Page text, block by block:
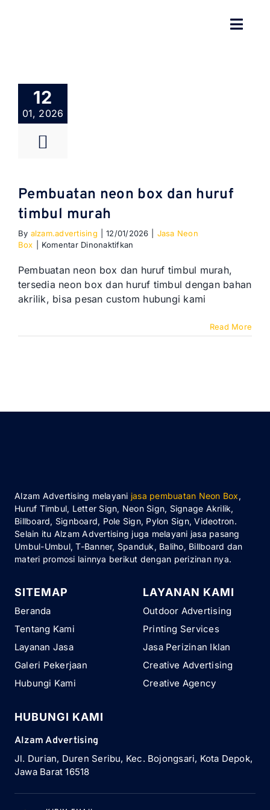
GALERI
KONTAK
BLOG
12
01, 2026
Pembuatan neon box dan huruf
timbul murah
By alzam.advertising 12/01/2026
Jasa Neon
Box
Komentar Dinonaktifkan
neon
dan
huruf
Pembuatan neon box dan huruf timbul murah,
tersedia neon box dan huruf timbul dengan bahan
akrilik, bisa pesan custom hubungi kami
Read More
Alzam Advertising melayani jasa pembuatan Neon Box,
Huruf Timbul, Letter Sign, Neon Sign, Signage Akrilik,
Billboard, Signboard, Pole Sign, Pylon Sign, Videotron.
Selain itu Alzam Advertising juga melayani jasa pasang
Umbul-Umbul, T-Banner, Spanduk, Baliho, Billboard dan
materi promosi lainnya berikut dengan perizinan nya.
SITEMAP
Beranda
Tentang Kami
Layanan Jasa
Galeri Pekerjaan
Hubungi Kami
LAYANAN KAMI
Outdoor Advertising
Printing Services
Jasa Perizinan Iklan
Creative Advertising
Creative Agency
HUBUNGI KAMI
Alzam Advertising
Jl. Durian, Duren Seribu, Kec. Bojongsari, Kota Depok,
Jawa Barat 16518